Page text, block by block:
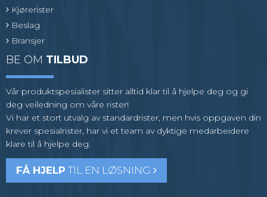
Kjørerister
Beslag
Bransjer
BE OM TILBUD
Vår produktspesialister sitter alltid klar til å hjelpe deg og gi
deg veiledning om våre rister!
Vi har et stort utvalg av standardrister, men hvis oppgaven din
krever spesialrister, har vi et team av dyktige medarbeidere
klare til å hjelpe deg.
FÅ HJELP TIL EN LØSNING